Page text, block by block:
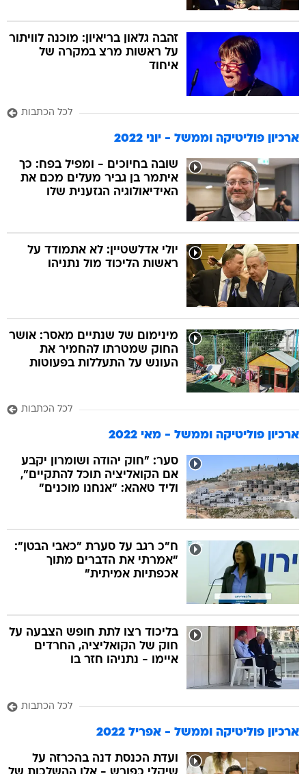
זהבה גלאון בריאיון: מוכנה לוויתור
על ראשות מרצ במקרה של
איחוד
לכל הכתבות
ארכיון פוליטיקה וממשל - יוני 2022
שובה בחיוכים - ומפיל בפח: כך
איתמר בן גביר מעלים מכם את
האידיאולוגיה הגזענית שלו
יולי אדלשטיין: לא אתמודד על
ראשות הליכוד מול נתניהו
מינימום של שנתיים מאסר: אושר
החוק שמטרתו להחמיר את
העונש על התעללות בפעוטות
לכל הכתבות
ארכיון פוליטיקה וממשל - מאי 2022
סער: "חוק יהודה ושומרון יקבע
אם הקואליציה תוכל להתקיים",
וליד טאהא: "אנחנו מוכנים"
ח"כ רגב על סערת "כאבי הבטן":
"אמרתי את הדברים מתוך
אכפתיות אמיתית"
בליכוד רצו לתת חופש הצבעה על
חוק של הקואליציה, החרדים
איימו - נתניהו חזר בו
לכל הכתבות
ארכיון פוליטיקה וממשל - אפריל 2022
ועדת הכנסת דנה בהכרזה על